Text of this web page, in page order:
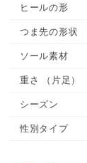
ヒールの形
つま先の形状
ソール素材
重さ （片足）
シーズン
性別タイプ